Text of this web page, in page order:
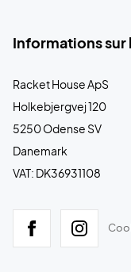
Informations sur
Racket House ApS
Holkebjergvej 120
5250 Odense SV
Danemark
VAT: DK36931108